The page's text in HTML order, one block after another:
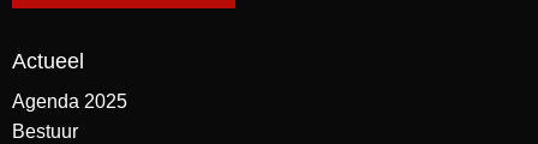
Actueel
Agenda 2025
Bestuur